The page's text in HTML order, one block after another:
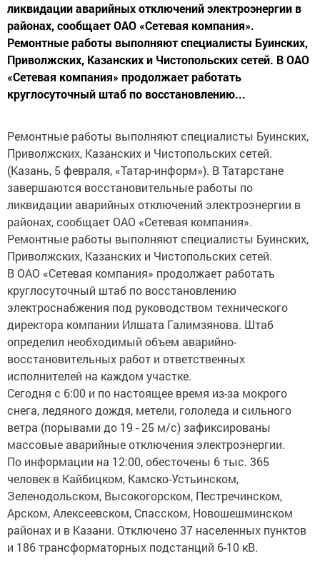
ликвидации аварийных отключений электроэнергии в
районах, сообщает ОАО «Сетевая компания».
Ремонтные работы выполняют специалисты Буинских,
Приволжских, Казанских и Чистопольских сетей. В ОАО
«Сетевая компания» продолжает работать
круглосуточный штаб по восстановлению...
Ремонтные работы выполняют специалисты Буинских,
Приволжских, Казанских и Чистопольских сетей.
(Казань, 5 февраля, «Татар-информ»). В Татарстане
завершаются восстановительные работы по
ликвидации аварийных отключений электроэнергии в
районах, сообщает ОАО «Сетевая компания».
Ремонтные работы выполняют специалисты Буинских,
Приволжских, Казанских и Чистопольских сетей.
В ОАО «Сетевая компания» продолжает работать
круглосуточный штаб по восстановлению
электроснабжения под руководством технического
директора компании Илшата Галимзянова. Штаб
определил необходимый объем аварийно-
восстановительных работ и ответственных
исполнителей на каждом участке.
Сегодня с 6:00 и по настоящее время из-за мокрого
снега, ледяного дождя, метели, гололеда и сильного
ветра (порывами до 19 - 25 м/с) зафиксированы
массовые аварийные отключения электроэнергии.
По информации на 12:00, обесточены 6 тыс. 365
человек в Кайбицком, Камско-Устьинском,
Зеленодольском, Высокогорском, Пестречинском,
Арском, Алексеевском, Спасском, Новошешминском
районах и в Казани. Отключено 37 населенных пунктов
и 186 трансформаторных подстанций 6-10 кВ.